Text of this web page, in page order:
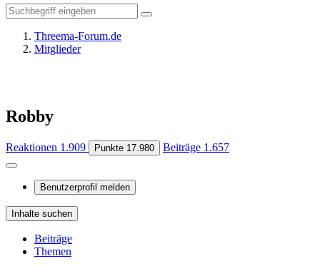
Threema-Forum.de
Mitglieder
Robby
Reaktionen 1.909 Punkte 17.980 Beiträge 1.657
Benutzerprofil melden
Inhalte suchen
Beiträge
Themen